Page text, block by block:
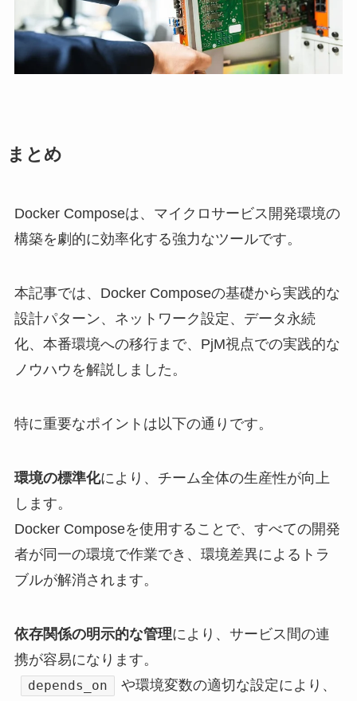
まとめ
Docker Composeは、マイクロサービス開発環境の
構築を劇的に効率化する強力なツールです。
本記事では、Docker Composeの基礎から実践的な
設計パターン、ネットワーク設定、データ永続
化、本番環境への移行まで、PjM視点での実践的な
ノウハウを解説しました。
特に重要なポイントは以下の通りです。
環境の標準化により、チーム全体の生産性が向上
します。
Docker Composeを使用することで、すべての開発
者が同一の環境で作業でき、環境差異によるトラ
ブルが解消されます。
依存関係の明示的な管理により、サービス間の連
携が容易になります。
depends_on
や環境変数の適切な設定により、